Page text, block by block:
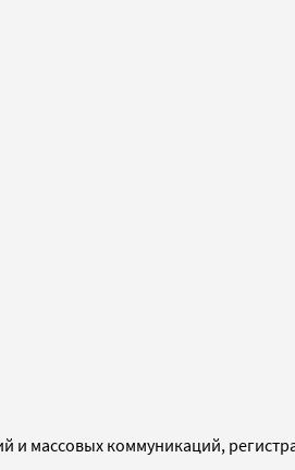
и массовых коммуникаций,